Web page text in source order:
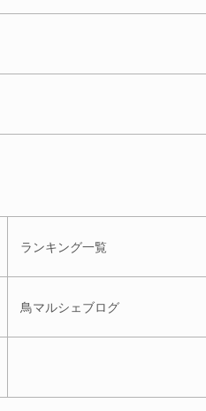
ランキング一覧
鳥マルシェブログ